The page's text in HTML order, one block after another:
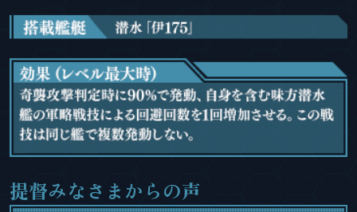
提督みなさまからの声